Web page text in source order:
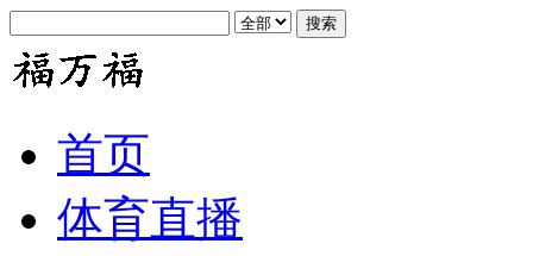
首页
体育直播